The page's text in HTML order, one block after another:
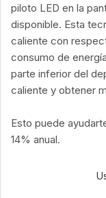
piloto LED en la
disponible. Esta
caliente con
consumo de
parte inferior del
caliente y obtener
Esto puede
14% anual.